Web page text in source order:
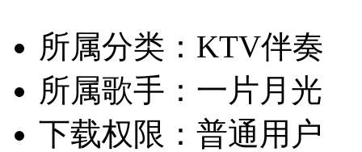
所属分类：KTV伴奏
所属歌手：一片月光
下载权限：普通用户